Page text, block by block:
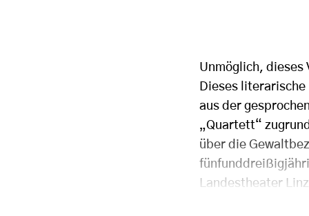
Unmöglich, dieses
Dieses literarische
aus der
„Quartett“
über die
Landestheater